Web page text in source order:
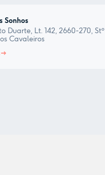
Sonhos
Duarte, Lt. 142, 2660-270, Stº
Cavaleiros